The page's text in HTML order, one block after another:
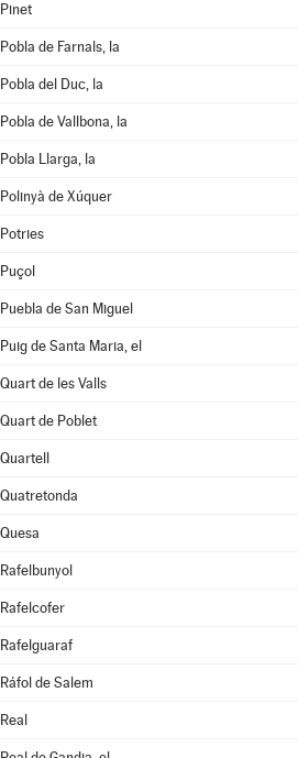
Pinet
Pobla de Farnals, la
Pobla del Duc, la
Pobla de Vallbona, la
Pobla Llarga, la
Polinyà de Xúquer
Potries
Puçol
Puebla de San Miguel
Puig de Santa Maria, el
Quart de les Valls
Quart de Poblet
Quartell
Quatretonda
Quesa
Rafelbunyol
Rafelcofer
Rafelguaraf
Ráfol de Salem
Real